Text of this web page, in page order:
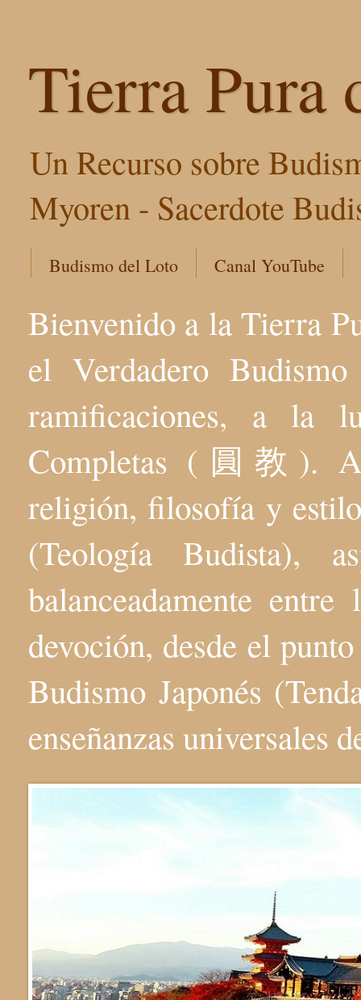
Tierra Pura
Un Recurso sobre
Myoren - Sacerdote
Budismo del Loto Canal YouTube
Bienvenido a la Tierra
el Verdadero
ramificaciones, a la
Completas (圓教).
religión, filosofía y
(Teología Budista),
balanceadamente
devoción, desde el
Budismo Japonés
enseñanzas universales